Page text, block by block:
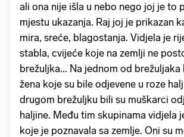
ali ona nije išla u nebo nego joj je to
mjestu ukazanja. Raj joj je prikazan
mira, sreće, blagostanja. Vidjela je
stabla, cvijeće koje na zemlji ne
brežuljka... Na jednom od brežuljaka
žena koje su bile odjevene u roze
drugom brežuljku bili su muškarci
haljine. Među tim skupinama vidjela
koje je poznavala sa zemlje. Oni su